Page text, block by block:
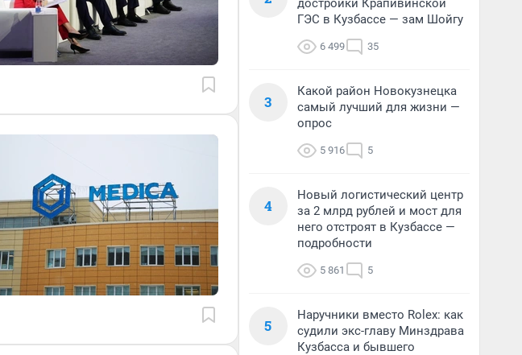
достройки Крапивинской
ГЭС в Кузбассе — зам Шойгу
6 499 35
3
Какой район Новокузнецка
самый лучший для жизни —
опрос
5 916 5
4
Новый логистический центр
за 2 млрд рублей и мост для
него отстроят в Кузбассе —
подробности
5 861 5
5
Наручники вместо Rolex: как
судили экс-главу Минздрава
Кузбасса и бывшего